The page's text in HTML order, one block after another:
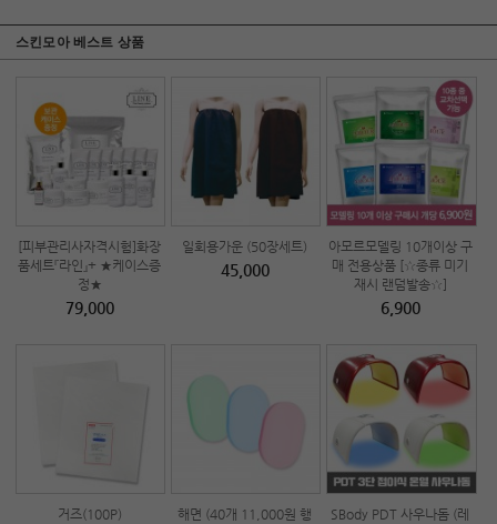
스킨모아 베스트 상품
[피부관리사자격시험]화장
품세트『라인』+ ★케이스증
정★
79,000
일회용가운 (50장세트)
45,000
아모르모델링 10개이상 구
매 전용상품 [☆종류 미기
재시 랜덤발송☆]
6,900
거즈(100P)
해면 (40개 11,000원 행
SBody PDT 사우나돔 (레